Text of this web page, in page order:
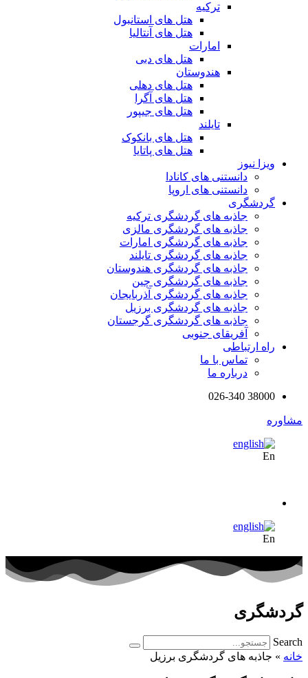
ترکیه
هتل های استانبول
هتل های آنتالیا
امارات
هتل های دبی
هندوستان
هتل های دهلی
هتل های آگرا
هتل های جیپور
تایلند
هتل های بانکوک
هتل های پاتایا
ویزا نیوز
دانستنی های کانادا
دانستنی های اروپا
گردشگری
جاذبه های گردشگری ترکیه
جاذبه های گردشگری مالزی
جاذبه های گردشگری امارات
جاذبه های گردشگری تایلند
جاذبه های گردشگری هندوستان
جاذبه های گردشگری چین
جاذبه های گردشگری آذربایجان
جاذبه های گردشگری برزیل
جاذبه های گردشگری گرجستان
آفریقای جنوبی
راه ارتباطی
تماس با ما
درباره ما
38000 026-340
مشاوره
En
En
گردشگری
Search
خانه » جاذبه های گردشگری برزیل